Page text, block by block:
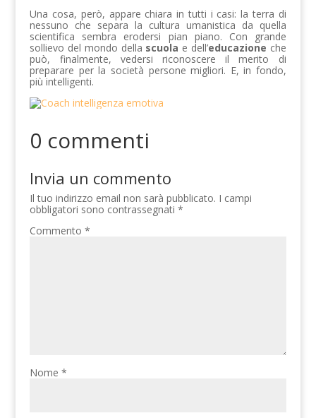
Una cosa, però, appare chiara in tutti i casi: la terra di
nessuno che separa la cultura umanistica da quella
scientifica sembra erodersi pian piano. Con grande
sollievo del mondo della scuola e dell’educazione che
può, finalmente, vedersi riconoscere il merito di
preparare per la società persone migliori. E, in fondo,
più intelligenti.
0 commenti
Invia un commento
Il tuo indirizzo email non sarà pubblicato. I campi
obbligatori sono contrassegnati*
Commento*
Nome*